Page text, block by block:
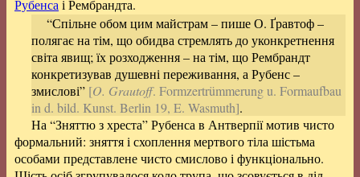
Рубенса і Рембрандта.
“Спільне обом цим майстрам – пише О. Ґравтоф –
полягає на тім, що обидва стремлять до уконкретнення
світа явищ; їх розходження – на тім, що Рембрандт
конкретизував душевні переживання, а Рубенс –
змислові” [O. Grautoff. Formzertrümmerung u. Formaufbau
in d. bild. Kunst. Berlin 19, E. Wasmuth].
На “Зняттю з хреста” Рубенса в Антверпії мотив чисто
формальний: зняття і схоплення мертвого тіла шістьма
особами представлене чисто смислово і функціонально.